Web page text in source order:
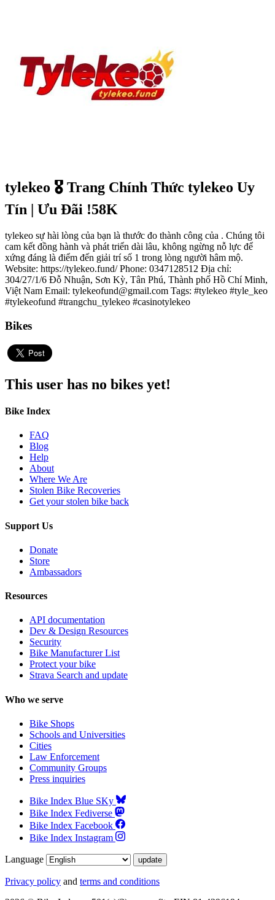
tylekeo 🎖️ Trang Chính Thức tylekeo Uy
Tín | Ưu Đãi !58K
tylekeo sự hài lòng của bạn là thước đo thành công của . Chúng tôi
cam kết đồng hành và phát triển dài lâu, không ngừng nỗ lực để
xứng đáng là điểm đến giải trí số 1 trong lòng người hâm mộ.
Website: https://tylekeo.fund/ Phone: 0347128512 Địa chỉ:
304/27/1/6 Đỗ Nhuận, Sơn Kỳ, Tân Phú, Thành phố Hồ Chí Minh,
Việt Nam Email: tylekeofund@gmail.com Tags: #tylekeo #tyle_keo
#tylekeofund #trangchu_tylekeo #casinotylekeo
Bikes
This user has no bikes yet!
Bike Index
FAQ
Blog
Help
About
Where We Are
Stolen Bike Recoveries
Get your stolen bike back
Support Us
Donate
Store
Ambassadors
Resources
API documentation
Dev & Design Resources
Security
Bike Manufacturer List
Protect your bike
Strava Search and update
Who we serve
Bike Shops
Schools and Universities
Cities
Law Enforcement
Community Groups
Press inquiries
Bike Index Blue SKy
Bike Index Fediverse
Bike Index Facebook
Bike Index Instagram
Language
Privacy policy and terms and conditions